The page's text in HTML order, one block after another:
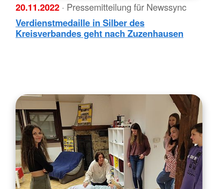
20.11.2022 · Pressemitteilung für Newssync
Verdienstmedaille in Silber des
Kreisverbandes geht nach Zuzenhausen